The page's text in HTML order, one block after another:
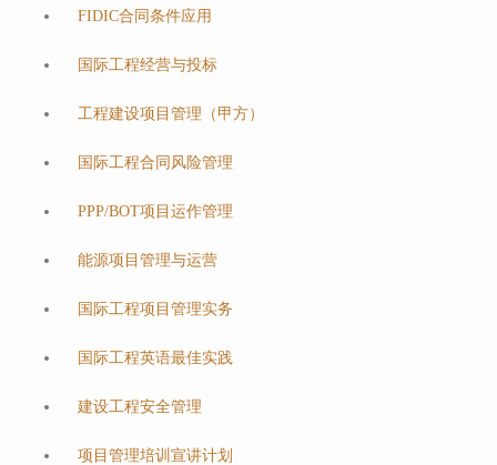
FIDIC合同条件应用
国际工程经营与投标
工程建设项目管理（甲方）
国际工程合同风险管理
PPP/BOT项目运作管理
能源项目管理与运营
国际工程项目管理实务
国际工程英语最佳实践
建设工程安全管理
项目管理培训宣讲计划